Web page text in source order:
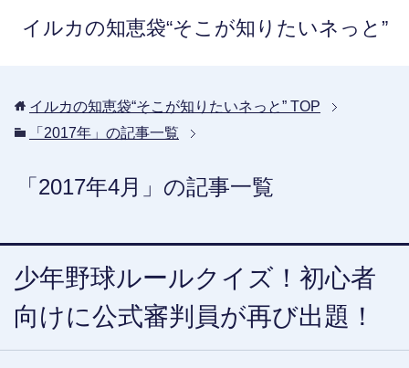
イルカの知恵袋“そこが知りたいネっと”
イルカの知恵袋“そこが知りたいネっと” TOP
「2017年」の記事一覧
「2017年4月」の記事一覧
少年野球ルールクイズ！初心者
向けに公式審判員が再び出題！